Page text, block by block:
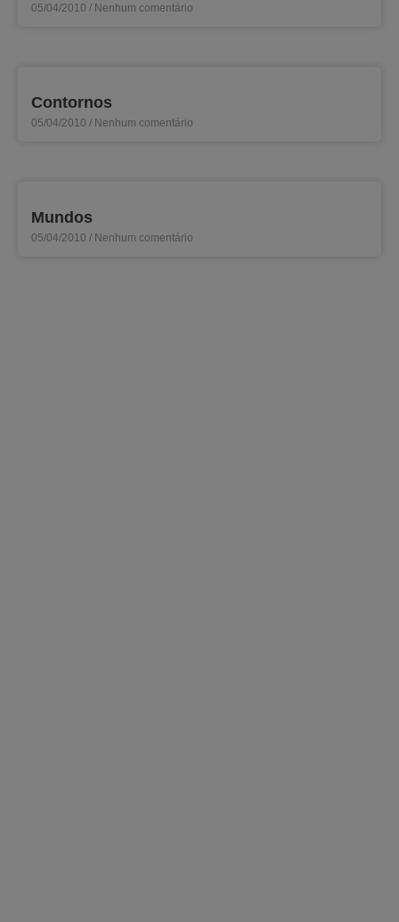
05/04/2010 Nenhum comentário
Contornos
05/04/2010 Nenhum comentário
Mundos
05/04/2010 Nenhum comentário